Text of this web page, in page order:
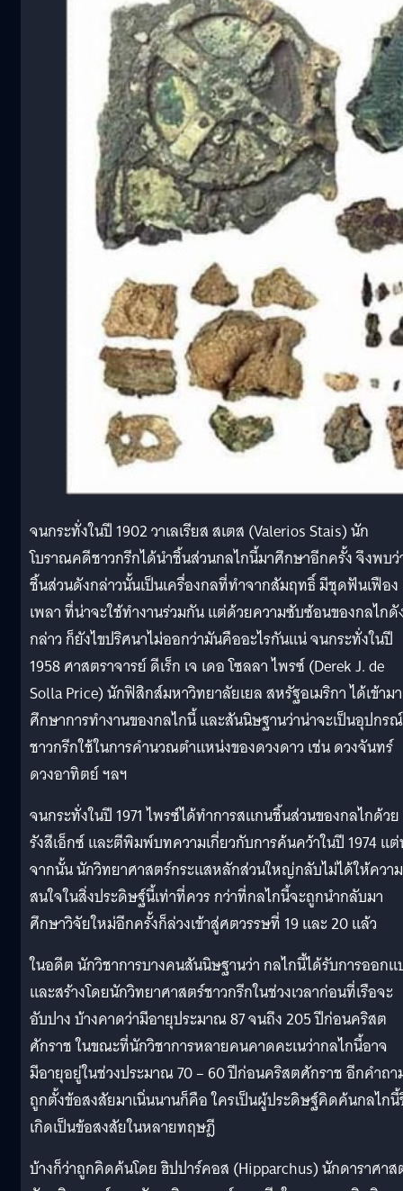
จนกระทั่งในปี 1902 วาเลเรียส สเตส (Valerios Stais) นัก
โบราณคดีชาวกรีกได้นำชิ้นส่วนกลไกนี้มาศึกษาอีกครั้ง จึงพบว่
ชิ้นส่วนดังกล่าวนั้นเป็นเครื่องกลที่ทำจากสัมฤทธิ์ มีชุดฟันเฟือง
เพลา ที่น่าจะใช้ทำงานร่วมกัน แต่ด้วยความซับซ้อนของกลไกดั
กล่าว ก็ยังไขปริศนาไม่ออกว่ามันคืออะไรกันแน่ จนกระทั่งในปี
1958 ศาสตราจารย์ ดีเร็ก เจ เดอ โซลลา ไพรซ์ (Derek J. de
Solla Price) นักฟิสิกส์มหาวิทยาลัยเยล สหรัฐอเมริกา ได้เข้ามา
ศึกษาการทำงานของกลไกนี้ และสันนิษฐานว่าน่าจะเป็นอุปกร
ชาวกรีกใช้ในการคำนวณตำแหน่งของดวงดาว เช่น ดวงจันทร์
ดวงอาทิตย์ ฯลฯ
จนกระทั่งในปี 1971 ไพรซ์ได้ทำการสแกนชิ้นส่วนของกลไกด้วย
รังสีเอ็กซ์ และตีพิมพ์บทความเกี่ยวกับการค้นคว้าในปี 1974 แ
จากนั้น นักวิทยาศาสตร์กระแสหลักส่วนใหญ่กลับไม่ได้ให้ความ
สนใจในสิ่งประดิษฐ์นี้เท่าที่ควร กว่าที่กลไกนี้จะถูกนำกลับมา
ศึกษาวิจัยใหม่อีกครั้งก็ล่วงเข้าสู่ศตวรรษที่ 19 และ 20 แล้ว
ในอดีต นักวิชาการบางคนสันนิษฐานว่า กลไกนี้ได้รับการออก
และสร้างโดยนักวิทยาศาสตร์ชาวกรีกในช่วงเวลาก่อนที่เรือจะ
อับปาง บ้างคาดว่ามีอายุประมาณ 87 จนถึง 205 ปีก่อนคริสต
ศักราช ในขณะที่นักวิชาการหลายคนคาดคะเนว่ากลไกนี้อาจ
มีอายุอยู่ในช่วงประมาณ 70 – 60 ปีก่อนคริสตศักราช อีกคำถ
ถูกตั้งข้อสงสัยมาเนิ่นนานก็คือ ใครเป็นผู้ประดิษฐ์คิดค้นกลไก
เกิดเป็นข้อสงสัยในหลายทฤษฎี
บ้างก็ว่าถูกคิดค้นโดย ฮิปปาร์คอส (Hipparchus) นักดาราศาส